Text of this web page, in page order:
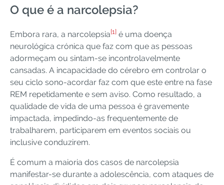
O que é a narcolepsia?
Embora rara, a narcolepsia[1] é uma doença
neurológica crónica que faz com que as pessoas
adormeçam ou sintam-se incontrolavelmente
cansadas. A incapacidade do cérebro em controlar o
seu ciclo sono-acordar faz com que este entre na fase
REM repetidamente e sem aviso. Como resultado, a
qualidade de vida de uma pessoa é gravemente
impactada, impedindo-as frequentemente de
trabalharem, participarem em eventos sociais ou
inclusive conduzirem.
É comum a maioria dos casos de narcolepsia
manifestar-se durante a adolescência, com ataques de